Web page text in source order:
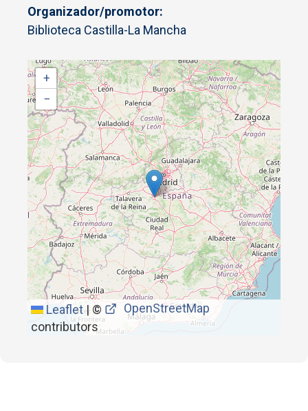
Organizador/promotor
Biblioteca Castilla-La Mancha
+
−
Leaflet|©
OpenStreetMap
contributors